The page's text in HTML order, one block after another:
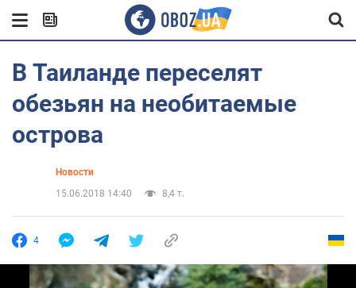
В Таиланде переселят
обезьян на необитаемые
острова
Новости
15.06.2018 14:40
8,4 т.
4